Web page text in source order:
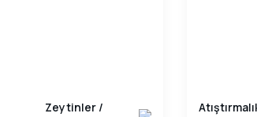
Zeytinler /